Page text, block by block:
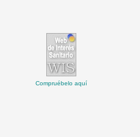
Compruébelo aquí